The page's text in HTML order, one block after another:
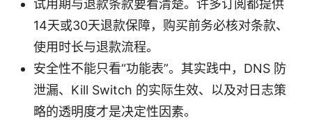
试用期与退款条款要看清楚。许多订阅都提供
14天或30天退款保障，购买前务必核对条款、
使用时长与退款流程。
安全性不能只看“功能表”。其实践中，DNS 防
泄漏、Kill Switch 的实际生效、以及对日志策
略的透明度才是决定性因素。